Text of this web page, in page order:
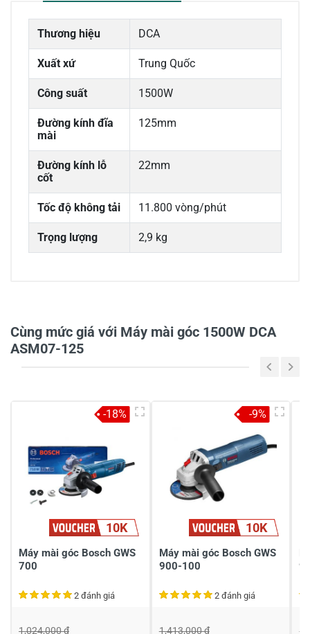
Thương hiệu DCA
Xuất xứ Trung Quốc
Công suất 1500W
Đường kính đĩa
mài
125mm
Đường kính lỗ
cốt
22mm
Tốc độ không tải 11.800 vòng/phút
Trọng lượng 2,9 kg
1
-
Viết nhận xét của bạn
Cùng mức giá với Máy mài góc 1500W DCA
ASM07-125
10K
Máy mài góc Bosch GWS
700
2 đánh giá
1,024,000 đ
-18%
10K
Máy mài góc Bosch GWS
900-100
2 đánh giá
1,413,000 đ
-9%